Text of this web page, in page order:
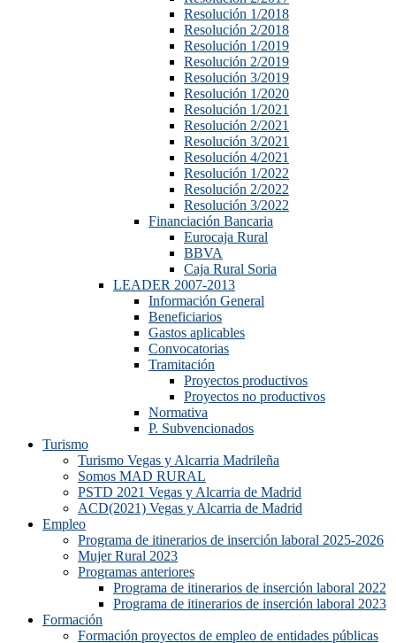
Resolución 1/2018
Resolución 2/2018
Resolución 1/2019
Resolución 2/2019
Resolución 3/2019
Resolución 1/2020
Resolución 1/2021
Resolución 2/2021
Resolución 3/2021
Resolución 4/2021
Resolución 1/2022
Resolución 2/2022
Resolución 3/2022
Financiación Bancaria
Eurocaja Rural
BBVA
Caja Rural Soria
LEADER 2007-2013
Información General
Beneficiarios
Gastos aplicables
Convocatorias
Tramitación
Proyectos productivos
Proyectos no productivos
Normativa
P. Subvencionados
Turismo
Turismo Vegas y Alcarria Madrileña
Somos MAD RURAL
PSTD 2021 Vegas y Alcarria de Madrid
ACD(2021) Vegas y Alcarria de Madrid
Empleo
Programa de itinerarios de inserción laboral 2025-2026
Mujer Rural 2023
Programas anteriores
Programa de itinerarios de inserción laboral 2022
Programa de itinerarios de inserción laboral 2023
Formación
Formación proyectos de empleo de entidades públicas